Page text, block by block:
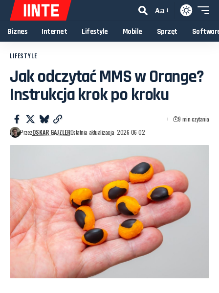
Aa
Biznes Internet Lifestyle Mobile Sprzęt
LIFESTYLE
Jak odczytać MMS w Orange?
Instrukcja krok po kroku
PrzezOSKAR GAJZLEROstatnia aktualizacja: 2026-06-02
9 min czytania